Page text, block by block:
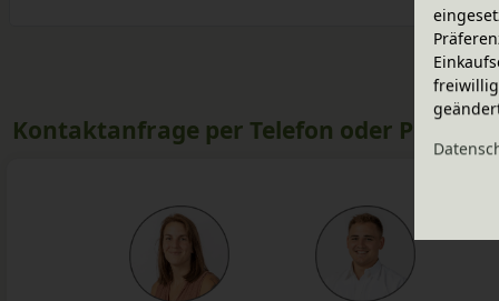
Kontaktanfrage per Telefon oder Post